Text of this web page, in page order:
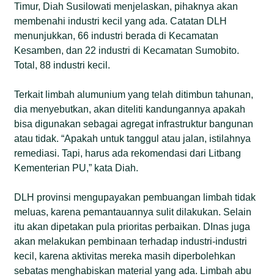
Timur, Diah Susilowati menjelaskan, pihaknya akan
membenahi industri kecil yang ada. Catatan DLH
menunjukkan, 66 industri berada di Kecamatan
Kesamben, dan 22 industri di Kecamatan Sumobito.
Total, 88 industri kecil.
Terkait limbah alumunium yang telah ditimbun tahunan,
dia menyebutkan, akan diteliti kandungannya apakah
bisa digunakan sebagai agregat infrastruktur bangunan
atau tidak. “Apakah untuk tanggul atau jalan, istilahnya
remediasi. Tapi, harus ada rekomendasi dari Litbang
Kementerian PU,” kata Diah.
DLH provinsi mengupayakan pembuangan limbah tidak
meluas, karena pemantauannya sulit dilakukan. Selain
itu akan dipetakan pula prioritas perbaikan. DInas juga
akan melakukan pembinaan terhadap industri-industri
kecil, karena aktivitas mereka masih diperbolehkan
sebatas menghabiskan material yang ada. Limbah abu